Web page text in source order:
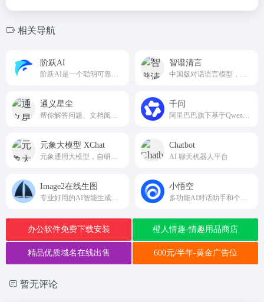
相关导航
阶跃AI 智谱清言
通义星尘 千问
元象大模型 XChat Chatbot
AI 聊天机器人平台
Image2在线生图 小悟空
办公软件免费下载安装 橙人情趣-情趣用品商店
精品优质域名在线出售 600元/半年-黄金广告位
暂无评论